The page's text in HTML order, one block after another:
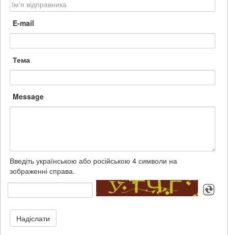
E-mail
Тема
Message
Введіть українською або російською 4 символи на
зображенні справа.
Надіслати